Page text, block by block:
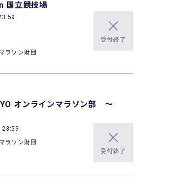
国立競技場
ラソン財団
受付終了
オンラインマラソン部 ～
23:59
ラソン財団
受付終了